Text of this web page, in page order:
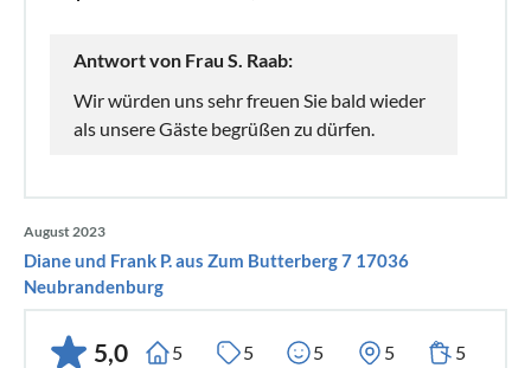
Antwort von Frau S. Raab:
Wir würden uns sehr freuen Sie bald wieder
als unsere Gäste begrüßen zu dürfen.
August 2023
Diane und Frank P. aus Zum Butterberg 7 17036
Neubrandenburg
5,0 5 5 5 5 5